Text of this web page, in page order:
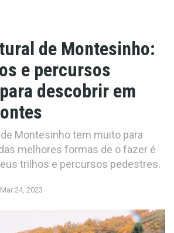
de Montesinho:
e percursos
descobrir em
Montesinho tem muito para
melhores formas de o fazer é
trilhos e percursos pedestres.
Mar 24, 2023